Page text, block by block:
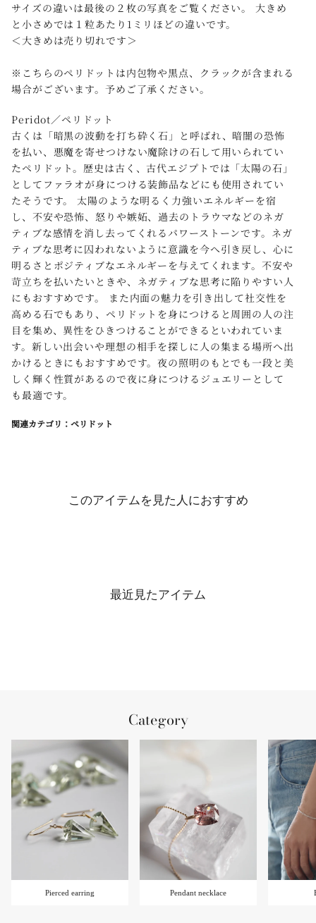
サイズの違いは最後の２枚の写真をご覧ください。 大きめ
と小さめでは１粒あたり1ミリほどの違いです。
＜大きめは売り切れです＞
※こちらのペリドットは内包物や黒点、クラックが含まれる
場合がございます。予めご了承ください。
Peridot／ペリドット
古くは「暗黒の波動を打ち砕く石」と呼ばれ、暗闇の恐怖
を払い、悪魔を寄せつけない魔除けの石して用いられてい
たペリドット。歴史は古く、古代エジプトでは「太陽の石」
としてファラオが身につける装飾品などにも使用されてい
たそうです。 太陽のような明るく力強いエネルギーを宿
し、不安や恐怖、怒りや嫉妬、過去のトラウマなどのネガ
ティブな感情を消し去ってくれるパワーストーンです。ネガ
ティブな思考に囚われないように意識を今へ引き戻し、心に
明るさとポジティブなエネルギーを与えてくれます。不安や
苛立ちを払いたいときや、ネガティブな思考に陥りやすい人
にもおすすめです。 また内面の魅力を引き出して社交性を
高める石でもあり、ペリドットを身につけると周囲の人の注
目を集め、異性をひきつけることができるといわれていま
す。新しい出会いや理想の相手を探しに人の集まる場所へ出
かけるときにもおすすめです。夜の照明のもとでも一段と美
しく輝く性質があるので夜に身につけるジュエリーとして
も最適です。
関連カテゴリ：ペリドット
このアイテムを見た人におすすめ
最近見たアイテム
Category
Pierced earring Pendant necklace